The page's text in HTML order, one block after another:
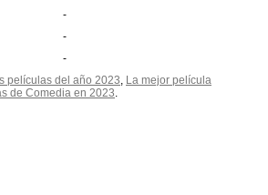
-
-
-
películas del año 2023 La mejor película
de Comedia en 2023